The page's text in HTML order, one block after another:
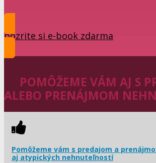
pozrite si e-book zdarma
POMÔŽEME VÁM AJ S
ALEBO PRENÁJMOM
Pomôžeme vám s predajom a
aj atypických nehnuteľností